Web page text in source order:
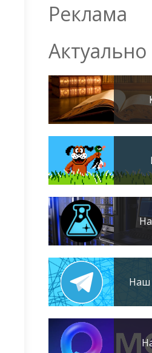
Реклама
Актуально
Наш